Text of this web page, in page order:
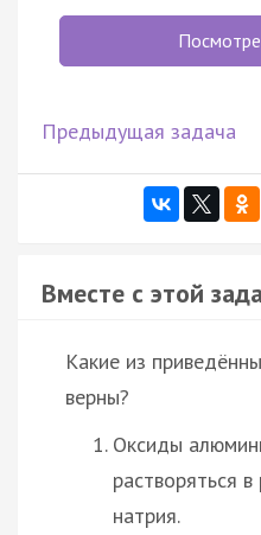
Предыдущая задача
Вместе с этой
Какие из
верны?
Оксиды
растворяться
натрия.